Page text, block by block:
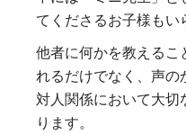
てくださるお子様もい
他者に何かを教えるこ
れるだけでなく、声の
対人関係において大
ります。